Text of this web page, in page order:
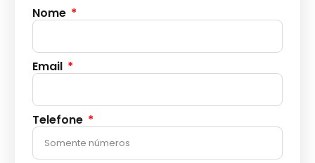
Nome
Email
Telefone